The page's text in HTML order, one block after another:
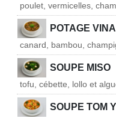
poulet, vermicelles,
POTAGE
canard, bambou,
SOUPE MISO
tofu, cébette, lollo et
SOUPE TOM